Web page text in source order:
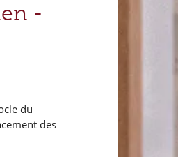
-
du
des